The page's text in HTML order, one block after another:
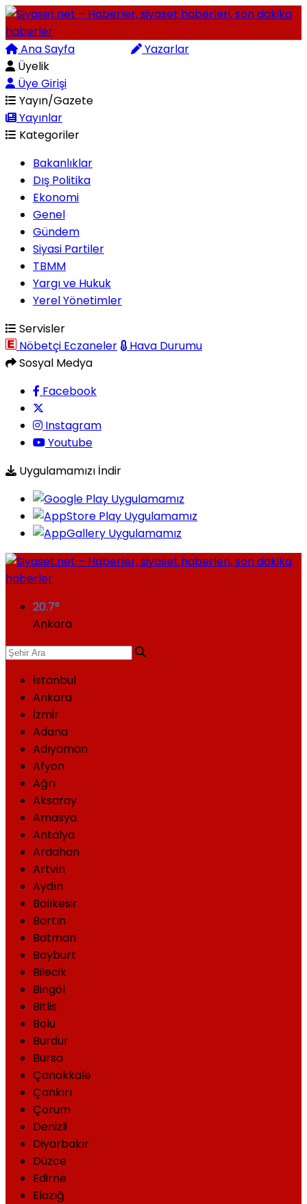
Ana Sayfa
Yazarlar
Üyelik
Üye Girişi
Yayın/Gazete
Yayınlar
Kategoriler
Bakanlıklar
Dış Politika
Ekonomi
Genel
Gündem
Siyasi Partiler
TBMM
Yargı ve Hukuk
Yerel Yönetimler
Servisler
Nöbetçi Eczaneler
Hava Durumu
Sosyal Medya
Facebook
Instagram
Youtube
Uygulamamızı İndir
20.7°
Ankara
İstanbul
Ankara
İzmir
Adana
Adıyaman
Afyon
Ağrı
Aksaray
Amasya
Antalya
Ardahan
Artvin
Aydın
Balıkesir
Bartın
Batman
Bayburt
Bilecik
Bingöl
Bitlis
Bolu
Burdur
Bursa
Çanakkale
Çankırı
Çorum
Denizli
Diyarbakır
Düzce
Edirne
Elazığ